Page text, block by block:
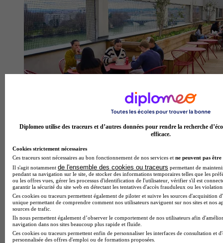
Bellecour École, école de design, d’animation et de jeu vidéo
4.6
42 avis
Lyon
Diplomeo utilise des traceurs et d’autres données pour rendre la recherche
efficace.
Cookies strictement nécessaires
Ces traceurs sont nécessaires au bon fonctionnement de nos services et ne peuvent pas être
Il s'agit notamment de l'ensemble des cookies ou traceurs permettant de
pendant sa navigation sur le site, de stocker des informations temporaires telles que les
ou les offres vues, gérer les processus d'identification de l'utilisateur, vérifier s'il est
garantir la sécurité du site web en détectant les tentatives d'accès frauduleux ou les
Ces cookies ou traceurs permettent également de piloter et suivre les sources d'acquisition
unique permettant de comprendre comment nos utilisateurs naviguent sur nos sites et nos
sources de trafic.
Ils nous permettent également d’observer le comportement de nos utilisateurs afin
navigation dans nos sites beaucoup plus rapide et fluide.
Ces cookies ou traceurs permettent enfin de personnaliser les interfaces de consultation et
personnalisée des offres d'emploi ou de formations proposées.